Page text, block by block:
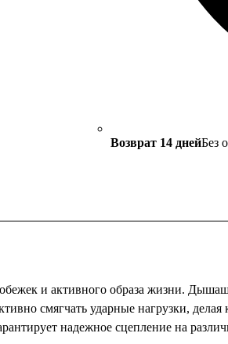
Возврат 14 днейБез
и активного образа жизни.
смягчать ударные нагрузки,
надежное сцепление на